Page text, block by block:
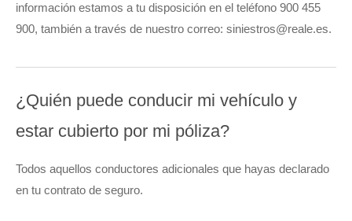
información estamos a tu disposición en el teléfono 900 455
900, también a través de nuestro correo: siniestros@reale.es.
¿Quién puede conducir mi vehículo y
estar cubierto por mi póliza?
Todos aquellos conductores adicionales que hayas declarado
en tu contrato de seguro.